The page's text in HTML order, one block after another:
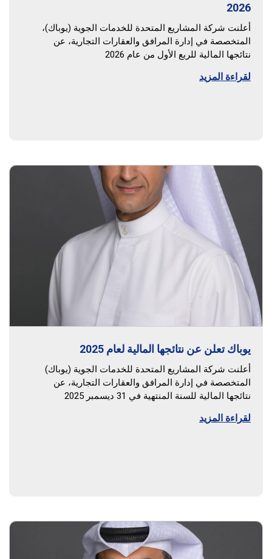
2026
أعلنت شركة المشاريع المتحدة للخدمات الجوية (يوباك)،
المتخصصة في إدارة المرافق والعقارات التجارية، عن
نتائجها المالية للربع الأول من عام 2026
لقراءة المزيد
يوباك تعلن عن نتائجها المالية لعام 2025
أعلنت شركة المشاريع المتحدة للخدمات الجوية (يوباك)
المتخصصة في إدارة المرافق والعقارات التجارية، عن
نتائجها المالية للسنة المنتهية في 31 ديسمبر 2025
لقراءة المزيد